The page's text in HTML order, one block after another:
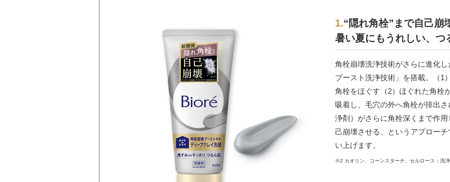
1.“隠れ角栓”まで自己崩
暑い夏にも うれしい、つ
角栓崩壊洗浄技術がさらに進化
ブースト洗浄技術」を搭載。（1
角栓をほぐす（2）ほぐれた角栓
吸着し、毛穴の外へ角栓が排出
浄剤） がさらに角栓深くまで作
己崩壊させる、というアプローチ
い上げます。
※2 カオリン、コーンスターチ、セルロース：洗